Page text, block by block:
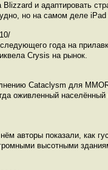
и адаптировать
но на самом деле
года на
Crysis на рынок.
Cataclysm для
оживленный
авторы показали, как
высотными